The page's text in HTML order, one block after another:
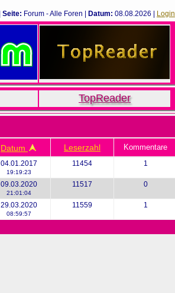
Login
Datum: 08.08.2026 |
Seite: Forum - Alle Foren |
TopReader
Datum Leserzahl Kommentare
04.01.2017
19:19:23
11454 1
09.03.2020
21:01:04
11517 0
29.03.2020
08:59:57
11559 1